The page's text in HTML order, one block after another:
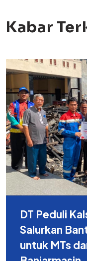
Kabar
DT Peduli
Salurkan
untuk MTs